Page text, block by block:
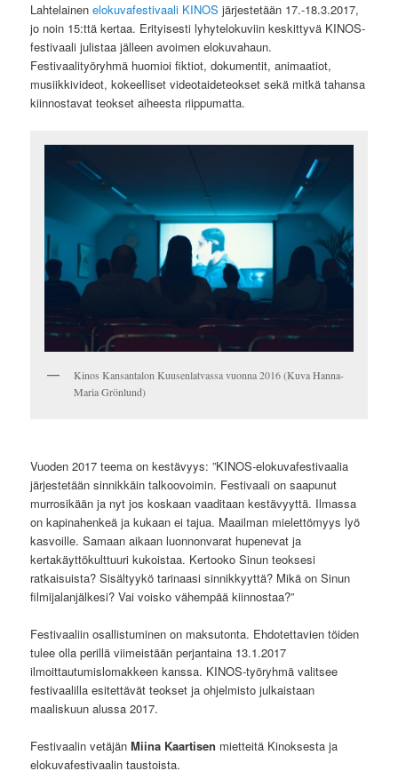
Lahtelainenelokuvafestivaali KINOS järjestetään 17.-18.3.2017,
jo noin 15:ttä kertaa. Erityisesti lyhytelokuviin keskittyvä KINOS-
festivaali julistaa jälleen avoimen elokuvahaun.
Festivaalityöryhmä huomioi fiktiot, dokumentit, animaatiot,
musiikkivideot, kokeelliset videotaideteokset sekä mitkä tahansa
kiinnostavat teokset aiheesta riippumatta.
Kinos Kansantalon Kuusenlatvassa vuonna 2016 (Kuva Hanna-
Maria Grönlund)
Vuoden 2017 teema on kestävyys: ”KINOS-elokuvafestivaalia
järjestetään sinnikkäin talkoovoimin. Festivaali on saapunut
murrosikään ja nyt jos koskaan vaaditaan kestävyyttä. Ilmassa
on kapinahenkeä ja kukaan ei tajua. Maailman mielettömyys lyö
kasvoille. Samaan aikaan luonnonvarat hupenevat ja
kertakäyttökulttuuri kukoistaa. Kertooko Sinun teoksesi
ratkaisuista? Sisältyykö tarinaasi sinnikkyyttä? Mikä on Sinun
filmijalanjälkesi? Vai voisko vähempää kiinnostaa?”
Festivaaliin osallistuminen on maksutonta. Ehdotettavien töiden
tulee olla perillä viimeistään perjantaina 13.1.2017
ilmoittautumislomakkeen kanssa. KINOS-työryhmä valitsee
festivaalilla esitettävät teokset ja ohjelmisto julkaistaan
maaliskuun alussa 2017.
Festivaalin vetäjänMiina Kaartisen mietteitä Kinoksesta ja
elokuvafestivaalin taustoista.